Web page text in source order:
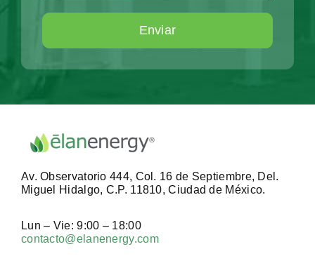
Enviar
Av. Observatorio 444, Col. 16 de Septiembre, Del.
Miguel Hidalgo, C.P. 11810, Ciudad de México.
Lun – Vie: 9:00 – 18:00
contacto@elanenergy.com